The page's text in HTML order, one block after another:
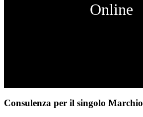
Online
Consulenza per il singolo Marchio